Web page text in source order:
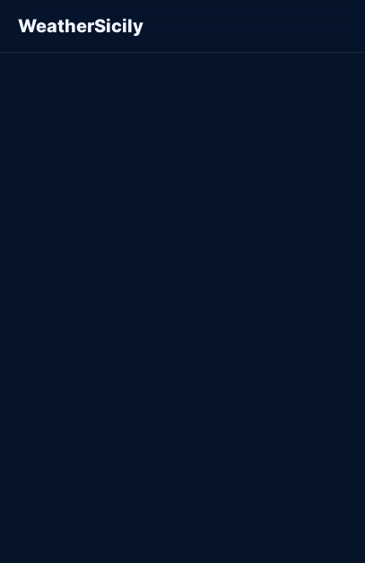
WeatherSicily